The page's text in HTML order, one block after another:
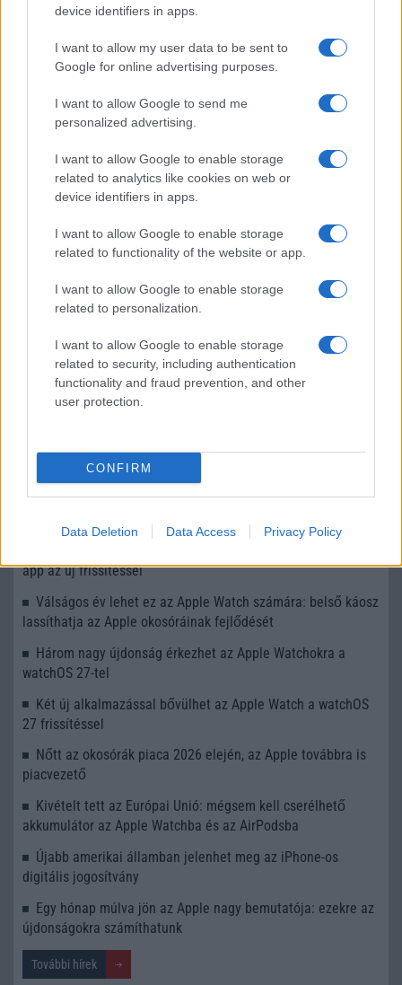
device identifiers in apps.
I want to allow my user data to be sent to
Google for online advertising purposes.
I want to allow Google to send me
personalized advertising.
I want to allow Google to enable storage
related to analytics like cookies on web or
device identifiers in apps.
I want to allow Google to enable storage
related to functionality of the website or app.
I want to allow Google to enable storage
related to personalization.
I want to allow Google to enable storage
related to security, including authentication
functionality and fraud prevention, and other
user protection.
CONFIRM
Data Deletion Data Access Privacy Policy
2026.06.29| Phone Arena
mellett a régóta pletykált hajlítható iPhone Ultra is
bemutatkozhat, miközben az áremelésekről szóló
Az Android rejtett automatizmusai: hat
meg a mindennapokat
2026.06.14| Android Police
Sok felhasználó külön alkalmazásokra esküszik, pedig az
amelyek maguktól dolgoznak a háttérben.
Ez a rejtett Samsung funkció teljesen
megváltoztatja a mobilhasználatot –
sokan mégsem tudnak róla
2026.07.12| Android Central
Az Edge Panel az egyik leghasznosabb funkció, amely
jelentősen felgyorsítja a mindennapi használatot,
miközben a Pixel telefonokból továbbra is hiányzik.
app az új frissítéssel
Válságos év lehet ez az Apple Watch számára: belső káosz
lassíthatja az Apple okosóráinak fejlődését
Három nagy újdonság érkezhet az Apple Watchokra a
watchOS 27-tel
Két új alkalmazással bővülhet az Apple Watch a watchOS
27 frissítéssel
Nőtt az okosórák piaca 2026 elején, az Apple továbbra is
piacvezető
Kivételt tett az Európai Unió: mégsem kell cserélhető
akkumulátor az Apple Watchba és az AirPodsba
Újabb amerikai államban jelenhet meg az iPhone-os
digitális jogosítvány
Egy hónap múlva jön az Apple nagy bemutatója: ezekre az
újdonságokra számíthatunk
További hírek